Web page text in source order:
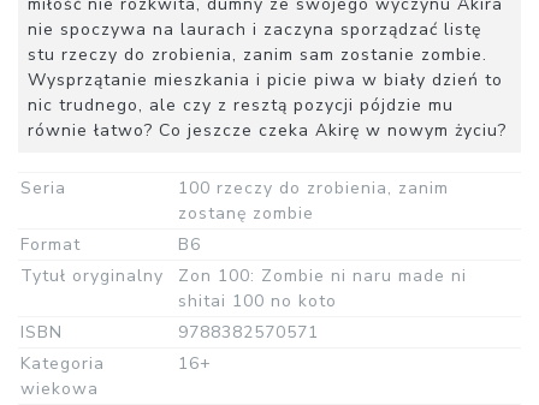
nie spoczywa na laurach i zaczyna sporządzać listę
stu rzeczy do zrobienia, zanim sam zostanie zombie.
Wysprzątanie mieszkania i picie piwa w biały dzień to
nic trudnego, ale czy z resztą pozycji pójdzie mu
równie łatwo? Co jeszcze czeka Akirę w nowym życiu?
Seria
100 rzeczy do zrobienia, zanim
zostanę zombie
Format
B6
Tytuł oryginalny
Zon 100: Zombie ni naru made ni
shitai 100 no koto
ISBN
9788382570571
Kategoria
wiekowa
16+